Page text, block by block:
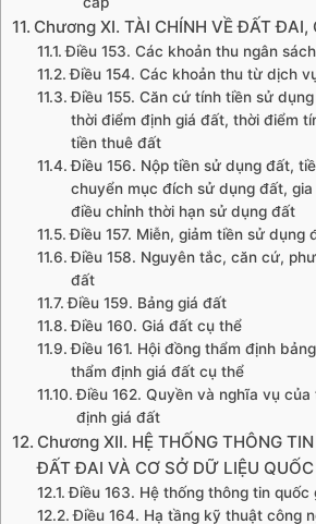
Chương XI. TÀI CHÍNH VỀ ĐẤT ĐAI,
Điều 153. Các khoản thu ngân
Điều 154. Các khoản thu từ dịch
Điều 155. Căn cứ tính tiền sử
thời điểm định giá đất, thời điểm
tiền thuê đất
Điều 156. Nộp tiền sử dụng đất,
chuyển mục đích sử dụng đất,
điều chỉnh thời hạn sử dụng đất
Điều 157. Miễn, giảm tiền sử dụng
Điều 158. Nguyên tắc, căn cứ,
đất
Điều 159. Bảng giá đất
Điều 160. Giá đất cụ thể
Điều 161. Hội đồng thẩm định
thẩm định giá đất cụ thể
Điều 162. Quyền và nghĩa vụ
định giá đất
Chương XII. HỆ THỐNG THÔNG
ĐẤT ĐAI VÀ CƠ SỞ DỮ LIỆU
Điều 163. Hệ thống thông tin quốc
Điều 164. Hạ tầng kỹ thuật công